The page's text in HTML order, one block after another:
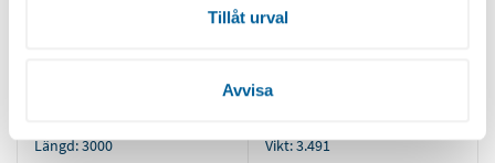
Dessa kan i sin tur kombinera informationen med annan
Tillåt urval
Avvisa
Höjd:
Diameter:
Längd:3000 Vikt:3.491